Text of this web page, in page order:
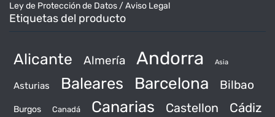
Ley de Protección de Datos / Aviso Legal
Etiquetas del producto
Alicante Almería Andorra Asia
Asturias Baleares Barcelona Bilbao
Burgos Canadá Canarias Castellon Cádiz